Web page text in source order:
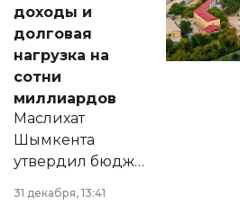
доходы и
долговая
нагрузка на
сотни
миллиардов
Маслихат
Шымкента
утвердил бюджет
города на 2026–
2028 годы.
31 декабря, 13:41